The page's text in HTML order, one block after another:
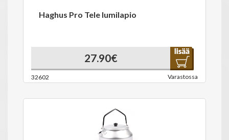
Haghus Pro Tele lumilapio
27.90€
32602 Varastossa